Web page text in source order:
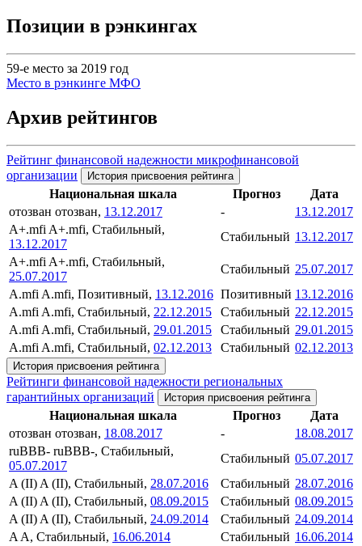
Позиции в рэнкингах
59-е место за 2019 год
Место в рэнкинге МФО
Архив рейтингов
Рейтинг финансовой надежности микрофинансовой
организации
История присвоения рейтинга
Национальная шкала Прогноз
Дата
отозван отозван, 13.12.2017 -
13.12.2017
A+.mfi A+.mfi, Стабильный,
13.12.2017
Стабильный 13.12.2017
A+.mfi A+.mfi, Стабильный,
25.07.2017
Стабильный 25.07.2017
A.mfi A.mfi, Позитивный, 13.12.2016 Позитивный 13.12.2016
A.mfi A.mfi, Стабильный, 22.12.2015 Стабильный 22.12.2015
A.mfi A.mfi, Стабильный, 29.01.2015 Стабильный 29.01.2015
A.mfi A.mfi, Стабильный, 02.12.2013 Стабильный 02.12.2013
История присвоения рейтинга
Рейтинги финансовой надежности региональных
гарантийных организаций
История присвоения рейтинга
Национальная шкала Прогноз
Дата
отозван отозван, 18.08.2017 -
18.08.2017
ruBBB- ruBBB-, Стабильный,
05.07.2017
Стабильный 05.07.2017
A (II) A (II), Стабильный, 28.07.2016 Стабильный 28.07.2016
A (II) A (II), Стабильный, 08.09.2015 Стабильный 08.09.2015
A (II) A (II), Стабильный, 24.09.2014 Стабильный 24.09.2014
A A, Стабильный, 16.06.2014 Стабильный 16.06.2014